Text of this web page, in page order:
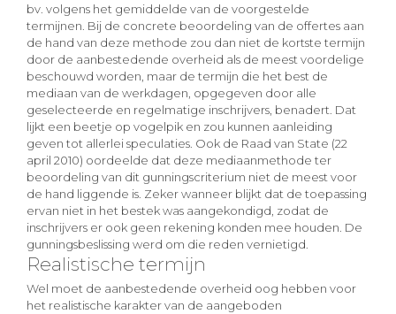
bv. volgens het gemiddelde van de voorgestelde
termijnen. Bij de concrete beoordeling van de offertes aan
de hand van deze methode zou dan niet de kortste termijn
door de aanbestedende overheid als de meest voordelige
beschouwd worden, maar de termijn die het best de
mediaan van de werkdagen, opgegeven door alle
geselecteerde en regelmatige inschrijvers, benadert. Dat
lijkt een beetje op vogelpik en zou kunnen aanleiding
geven tot allerlei speculaties. Ook de Raad van State (22
april 2010) oordeelde dat deze mediaanmethode ter
beoordeling van dit gunningscriterium niet de meest voor
de hand liggende is. Zeker wanneer blijkt dat de toepassing
ervan niet in het bestek was aangekondigd, zodat de
inschrijvers er ook geen rekening konden mee houden. De
gunningsbeslissing werd om die reden vernietigd.
Realistische termijn
Wel moet de aanbestedende overheid oog hebben voor
het realistische karakter van de aangeboden